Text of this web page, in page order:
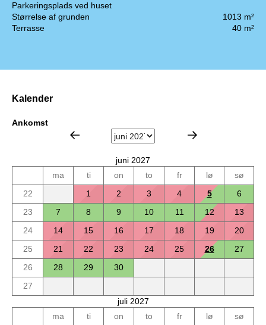
Parkeringsplads ved huset
Størrelse af grunden
1013 m²
Terrasse
40 m²
Kalender
Ankomst
juni 2027
ma
ti on to fr lø
sø
22
1 2 3 4 5
6
23
7 8 9 10 11 12
13
24
14 15 16 17 18 19
20
25
21 22 23 24 25 26
27
26
28 29
30
27
juli 2027
ma
ti on to fr lø
sø